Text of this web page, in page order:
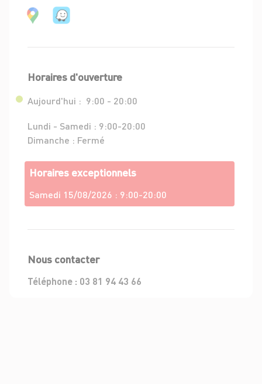
Horaires d'ouverture
Aujourd'hui : 9:00 - 20:00
Lundi - Samedi : 9:00-20:00
Dimanche : Fermé
Horaires exceptionnels
Samedi 15/08/2026 : 9:00-20:00
Nous contacter
Téléphone : 03 81 94 43 66